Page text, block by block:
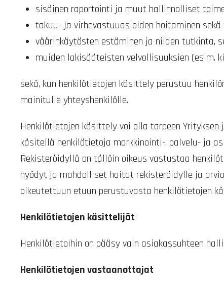
sisäinen raportointi ja muut hallinnolliset
takuu- ja virhevastuuasioiden hoitaminen
väärinkäytösten estäminen ja niiden tutkinta,
muiden lakisääteisten velvollisuuksien (esim.
sekä, kun henkilötietojen käsittely perustuu
mainitulle yhteyshenkilölle.
Henkilötietojen käsittely voi olla tarpeen
käsitellä henkilötietoja markkinointi-, palvelu- ja
Rekisteröidyllä on tällöin oikeus vastustaa
hyödyt ja mahdolliset haitat rekisteröidylle ja
oikeutettuun etuun perustuvasta henkilötietojen
Henkilötietojen käsittelijät
Henkilötietoihin on pääsy vain asiakassuhteen
Henkilötietojen vastaanottajat